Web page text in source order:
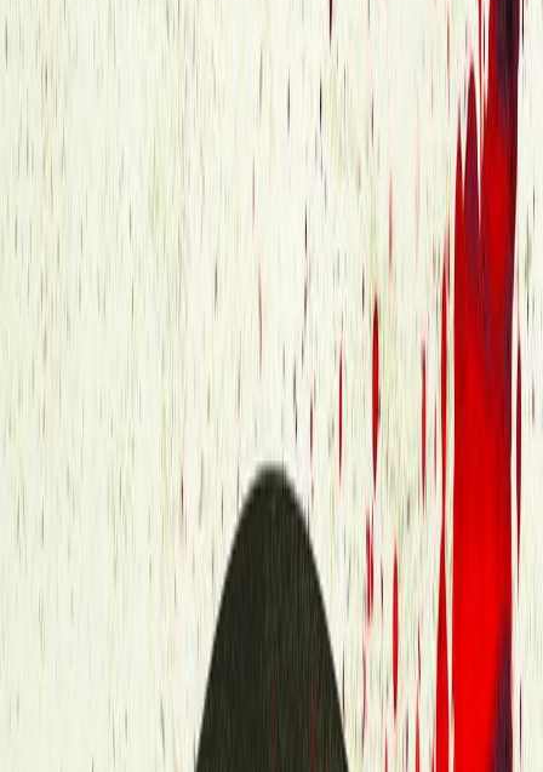
Εκδόσεις
Ξεκίνα εδώ
Άκουσε το στο App
Κατάλληλο